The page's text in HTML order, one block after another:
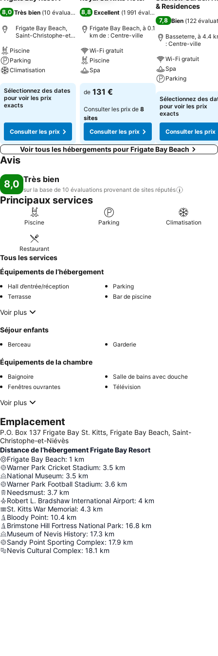
8,0 Très bien (10 évaluations)
Frigate Bay Beach,
Saint-Christophe-et-
Piscine
Parking
Climatisation
Consulter les prix
Sélectionnez des dates
pour voir les prix
exacts
Consulter les prix
8,8 Excellent (1 991 évaluations
Frigate Bay Beach, à 0.1
km de : Centre-ville
Wi-Fi gratuit
Piscine
Spa
Consulter les prix
de 131 €
Consulter les prix de 8
sites
Consulter les prix
& Residences
7,8 Bien (122
Basseterre, à 4.4
: Centre-ville
Wi-Fi gratuit
Spa
Parking
Consulter les
Sélectionnez des
pour voir les prix
exacts
Consulter les prix
Voir tous les hébergements pour Frigate Bay Beach
Avis
8,0 Très bien
sur la base de 10 évaluations provenant de sites réputés
Principaux services
Piscine Parking Climatisation
Restaurant
Tous les services
Équipements de l’hébergement
Hall d’entrée/réception
Parking
Terrasse
Bar de piscine
Voir plus
Séjour enfants
Berceau Garderie
Équipements de la chambre
Baignoire
Salle de bains avec douche
Fenêtres ouvrantes
Télévision
Voir plus
Emplacement
P.O. Box 137 Frigate Bay St. Kitts, Frigate Bay Beach, Saint-
Christophe-et-Niévès
Distance de l’hébergement Frigate Bay Resort
Frigate Bay Beach: 1 km
Warner Park Cricket Stadium: 3.5 km
National Museum: 3.5 km
Warner Park Football Stadium: 3.6 km
Needsmust: 3.7 km
Robert L. Bradshaw International Airport: 4 km
St. Kitts War Memorial: 4.3 km
Bloody Point: 10.4 km
Brimstone Hill Fortress National Park: 16.8 km
Museum of Nevis History: 17.3 km
Sandy Point Sporting Complex: 17.9 km
Nevis Cultural Complex: 18.1 km